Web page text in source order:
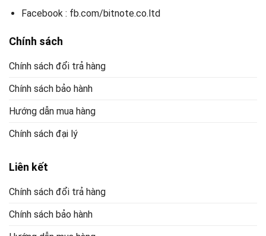
Facebook : fb.com/bitnote.co.ltd
Chính sách
Chính sách đổi trả hàng
Chính sách bảo hành
Hướng dẫn mua hàng
Chính sách đại lý
Liên kết
Chính sách đổi trả hàng
Chính sách bảo hành